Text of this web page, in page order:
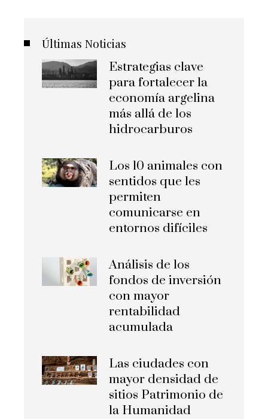
Últimas Noticias
Estrategias clave
para fortalecer la
economía argelina
más allá de los
hidrocarburos
Los 10 animales con
sentidos que les
permiten
comunicarse en
entornos difíciles
Análisis de los
fondos de inversión
con mayor
rentabilidad
acumulada
Las ciudades con
mayor densidad de
sitios Patrimonio de
la Humanidad